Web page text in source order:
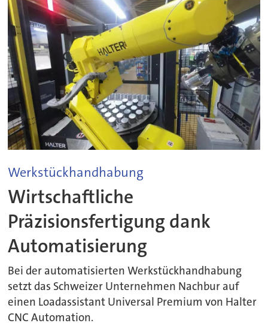
Werkstückhandhabung
Wirtschaftliche
Präzisionsfertigung dank
Automatisierung
Bei der automatisierten Werkstückhandhabung
setzt das Schweizer Unternehmen Nachbur auf
einen Loadassistant Universal Premium von Halter
CNC Automation.